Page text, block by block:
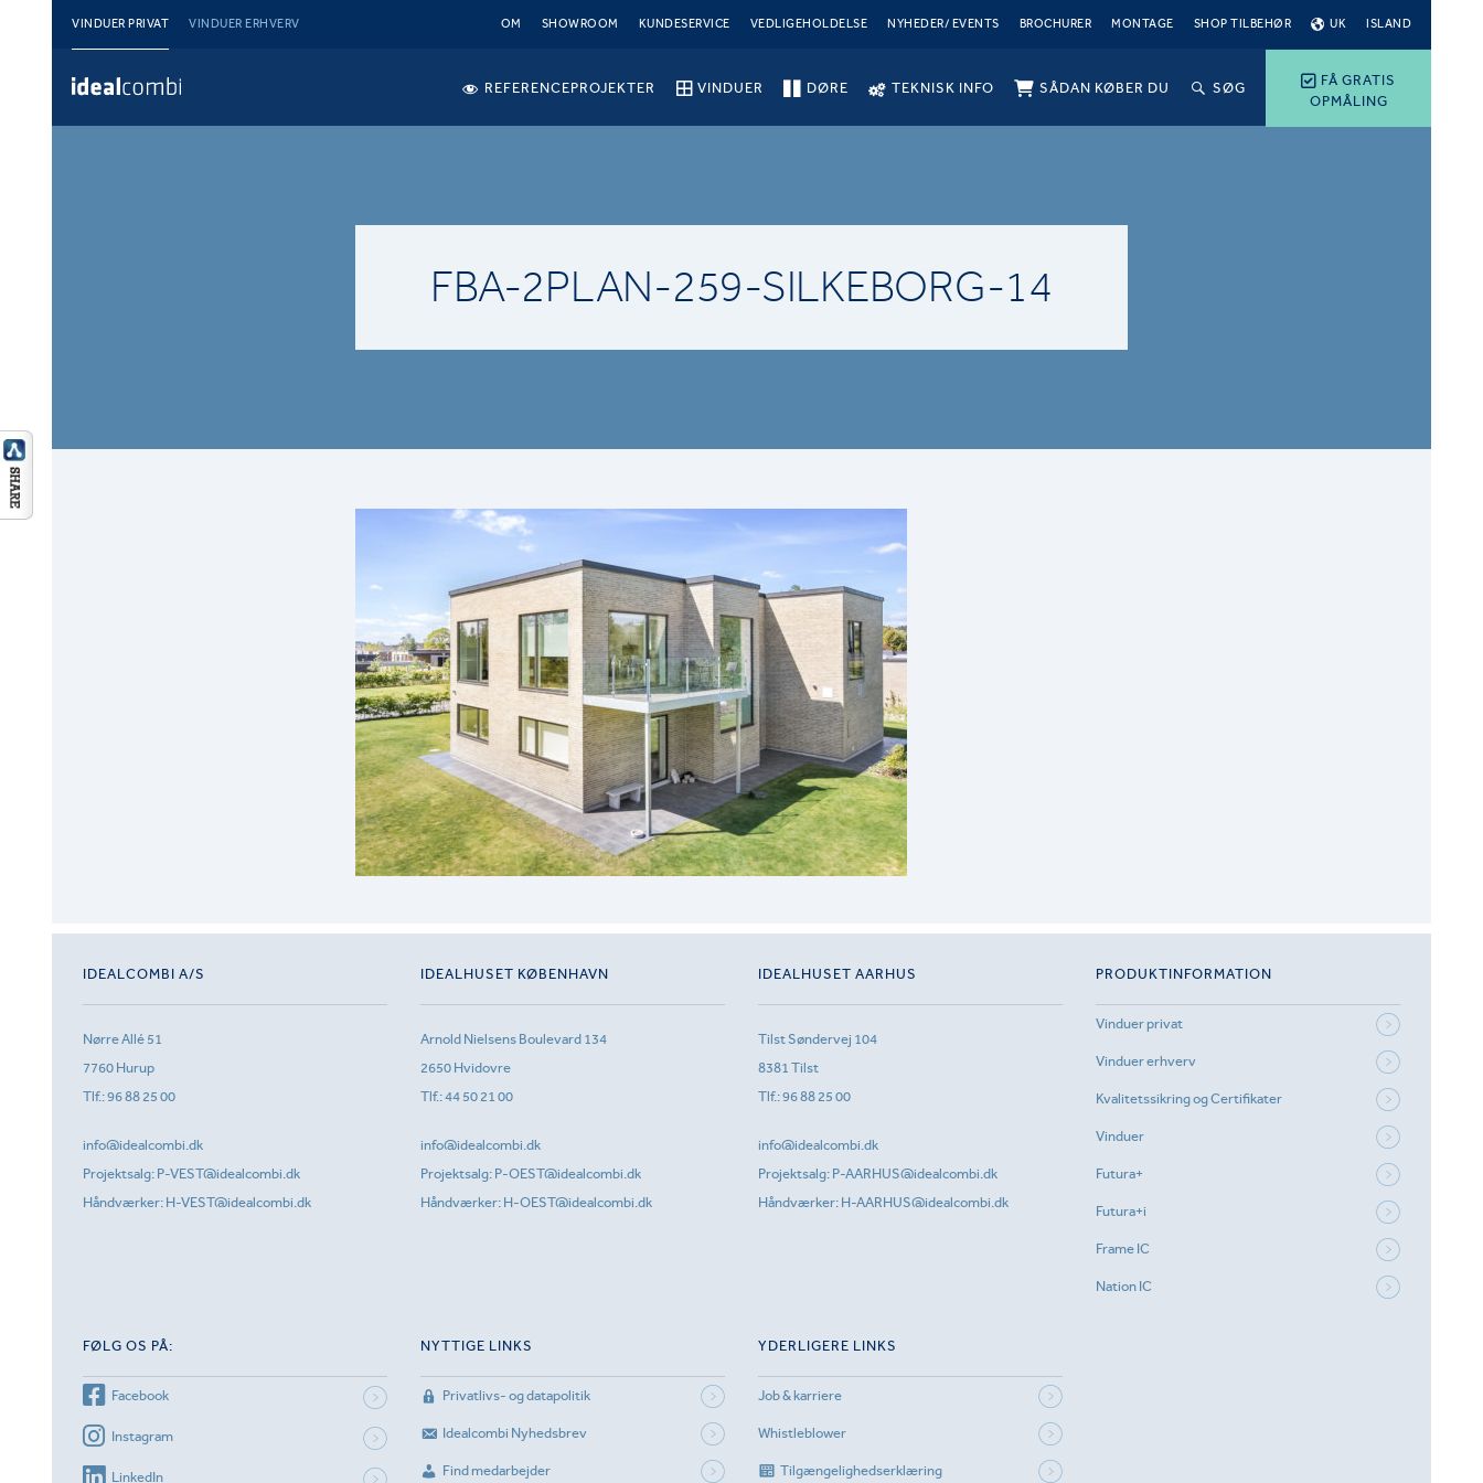
VINDUER PRIVAT VINDUER ERHVERV OM SHOWROOM KUNDESERVICE VEDLIGEHOLDELSE NYHEDER/ EVENTS BROCHURER MONTAGE SHOP TILBEHØR UK ISLAND
FÅ GRATIS
OPMÅLING
REFERENCEPROJEKTER VINDUER DØRE TEKNISK INFO SÅDAN KØBER DU SØG
FBA-2PLAN-259-SILKEBORG-14
IDEALCOMBI A/S
Nørre Allé 51
7760 Hurup
Tlf.:96 88 25 00
info@idealcombi.dk
Projektsalg: P-VEST@idealcombi.dk
Håndværker: H-VEST@idealcombi.dk
IDEALHUSET KØBENHAVN
Arnold Nielsens Boulevard 134
2650 Hvidovre
Tlf.:44 50 21 00
info@idealcombi.dk
Projektsalg: P-OEST@idealcombi.dk
Håndværker: H-OEST@idealcombi.dk
IDEALHUSET AARHUS
Tilst Søndervej 104
8381 Tilst
Tlf.:96 88 25 00
info@idealcombi.dk
Projektsalg: P-AARHUS@idealcombi.dk
Håndværker: H-AARHUS@idealcombi.dk
PRODUKTINFORMATION
Vinduer privat
Vinduer erhverv
Kvalitetssikring og Certifikater
Vinduer
Futura+
Futura+i
Frame IC
Nation IC
FØLG OS PÅ:
Facebook
Instagram
LinkedIn
NYTTIGE LINKS
Privatlivs- og datapolitik
Idealcombi Nyhedsbrev
Find medarbejder
YDERLIGERE LINKS
Job & karriere
Whistleblower
Tilgængelighedserklæring